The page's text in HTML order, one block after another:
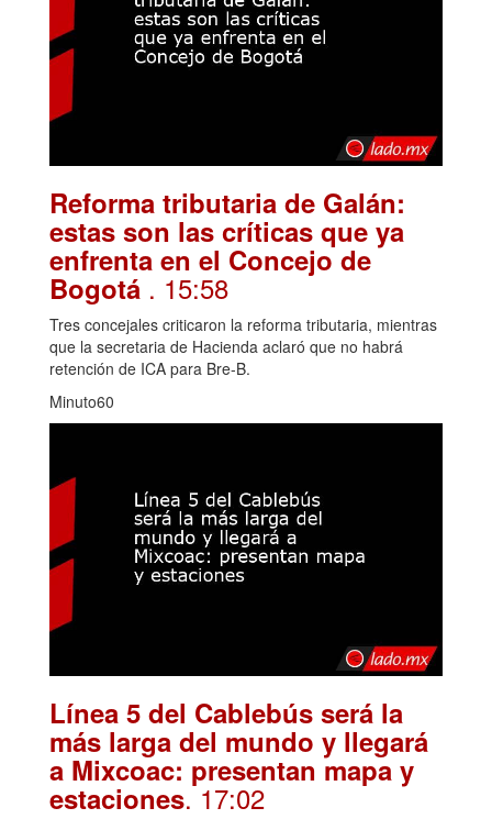
Reforma tributaria de Galán:
estas son las críticas que ya
enfrenta en el Concejo de
Bogotá . 15:58
Tres concejales criticaron la reforma tributaria, mientras
que la secretaria de Hacienda aclaró que no habrá
retención de ICA para Bre-B.
Minuto60
Línea 5 del Cablebús será la
más larga del mundo y llegará
a Mixcoac: presentan mapa y
estaciones. 17:02